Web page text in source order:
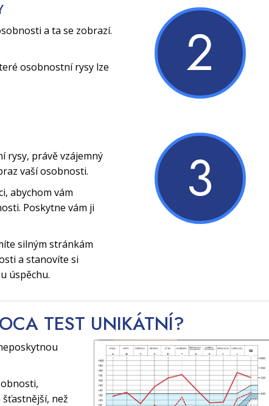
a ta se zobrazí.
osobnostní rysy lze
2
rysy, právě vzájemný
vaší osobnosti.
abychom vám
Poskytne vám ji
silným stránkám
a stanovíte si
úspěchu.
3
TEST UNIKÁTNÍ?
než